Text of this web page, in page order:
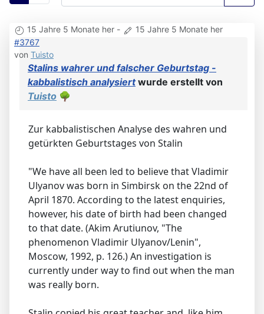
15 Jahre 5 Monate her -
15 Jahre 5 Monate her
#3767
von Tuisto
Stalins wahrer und falscher Geburtstag -
kabbalistisch analysiertwurde erstellt von
Tuisto 🌳
Zur kabbalistischen Analyse des wahren und
getürkten Geburtstages von Stalin
"We have all been led to believe that Vladimir
Ulyanov was born in Simbirsk on the 22nd of
April 1870. According to the latest enquiries,
however, his date of birth had been changed
to that date. (Akim Arutiunov, "The
phenomenon Vladimir Ulyanov/Lenin",
Moscow, 1992, p. 126.) An investigation is
currently under way to find out when the man
was really born.